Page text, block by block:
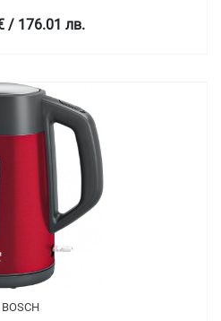
/ 176.01 лв.
BOSCH